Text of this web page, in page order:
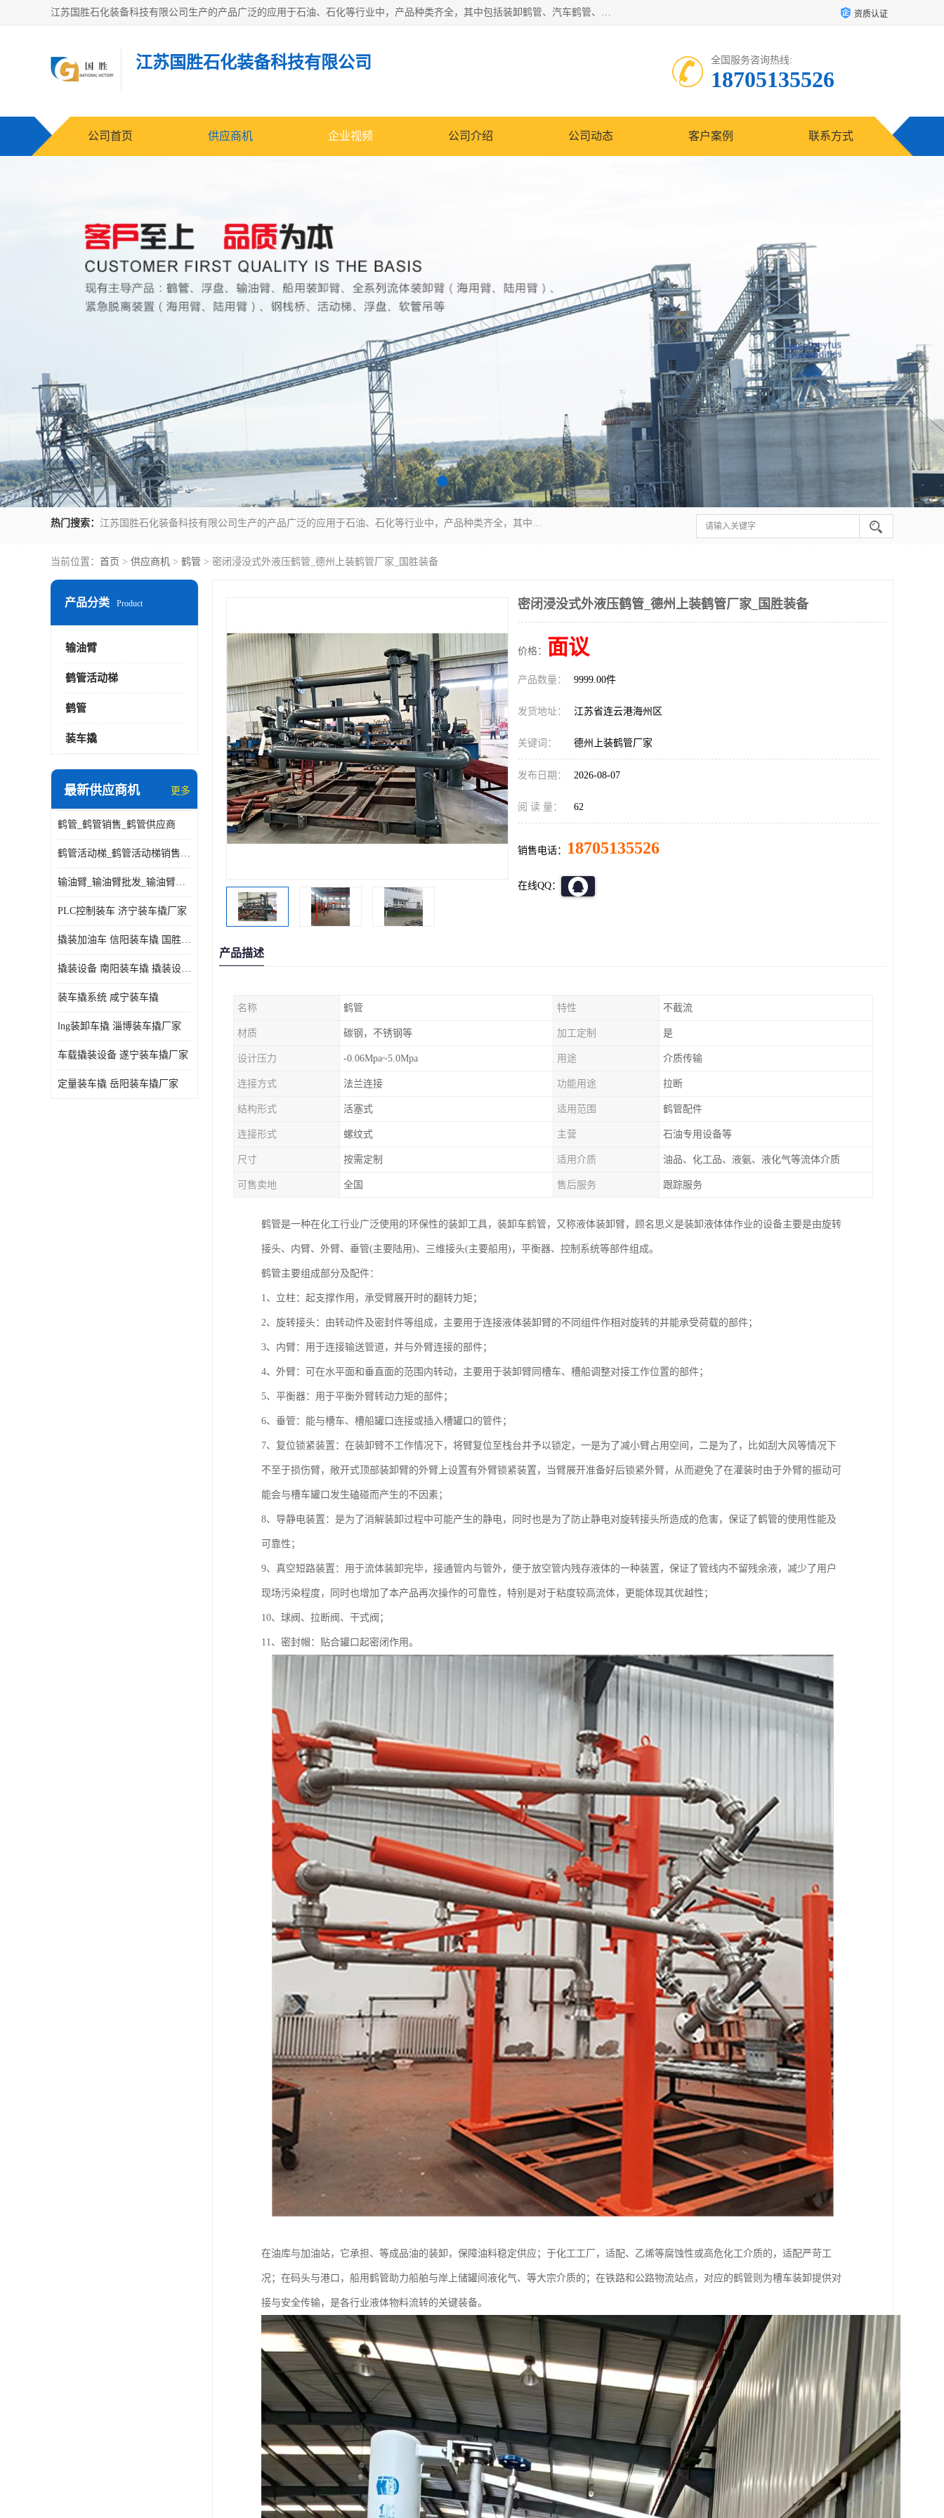
江苏国胜石化装备科技有限公司生产的产品广泛的应用于石油、石化等行业中，产品种类齐全，其中包括装卸鹤管、汽车鹤管、火车鹤管、装车鹤管、卸车鹤管、上装鹤管、下装鹤管、lng鹤管、发油鹤管、液氨鹤管、液化气鹤管等，我们生产的产品质量上乘，价格实惠，服务好，买鹤管就到国胜石化装备！ 资质认证
江苏国胜石化装备科技有限公司 全国服务咨询热线:
18705135526
公司首页 供应商机 企业视频 公司介绍 公司动态 客户案例 联系方式
热门搜索： 江苏国胜石化装备科技有限公司生产的产品广泛的应用于石油、石化等行业中，产品种类齐全，其中包括装卸鹤管、汽车鹤管、火车鹤管、装车鹤管、卸车鹤管、上装鹤管、下装鹤管、lng鹤管、发油鹤管、液氨鹤管、液化气鹤管等，我们生产的产品质量上乘，价格实惠，服务好，买鹤管就到国胜石化装备！
当前位置： 首页 > 供应商机 > 鹤管 > 密闭浸没式外液压鹤管_德州上装鹤管厂家_国胜装备
产品分类 Product
输油臂
鹤管活动梯
鹤管
装车撬
最新供应商机 更多
鹤管_鹤管销售_鹤管供应商
鹤管活动梯_鹤管活动梯销售_鹤管活动梯供应商
输油臂_输油臂批发_输油臂厂家
PLC控制装车 济宁装车撬厂家
撬装加油车 信阳装车撬 国胜装备
撬装设备 南阳装车撬 撬装设备 定量控制
装车撬系统 咸宁装车撬
lng装卸车撬 淄博装车撬厂家
车载撬装设备 遂宁装车撬厂家
定量装车撬 岳阳装车撬厂家
密闭浸没式外液压鹤管_德州上装鹤管厂家_国胜装备
价格： 面议
产品数量： 9999.00件
发货地址： 江苏省连云港海州区
关键词： 德州上装鹤管厂家
发布日期： 2026-08-07
阅 读 量： 62
销售电话： 18705135526
在线QQ：
产品描述
名称 鹤管 特性 不截流
材质 碳钢，不锈钢等 加工定制 是
设计压力 -0.06Mpa~5.0Mpa 用途 介质传输
连接方式 法兰连接 功能用途 拉断
结构形式 活塞式 适用范围 鹤管配件
连接形式 螺纹式 主营 石油专用设备等
尺寸 按需定制 适用介质 油品、化工品、液氨、液化气等流体介质
可售卖地 全国 售后服务 跟踪服务
鹤管是一种在化工行业广泛使用的环保性的装卸工具，装卸车鹤管，又称液体装卸臂，顾名思义是装卸液体体作业的设备主要是由旋转
接头、内臂、外臂、垂管(主要陆用)、三维接头(主要船用)，平衡器、控制系统等部件组成。
鹤管主要组成部分及配件：
1、立柱：起支撑作用，承受臂展开时的翻转力矩；
2、旋转接头：由转动件及密封件等组成，主要用于连接液体装卸臂的不同组件作相对旋转的并能承受荷载的部件；
3、内臂：用于连接输送管道，并与外臂连接的部件；
4、外臂：可在水平面和垂直面的范围内转动，主要用于装卸臂同槽车、槽船调整对接工作位置的部件；
5、平衡器：用于平衡外臂转动力矩的部件；
6、垂管：能与槽车、槽船罐口连接或插入槽罐口的管件；
7、复位锁紧装置：在装卸臂不工作情况下，将臂复位至栈台并予以锁定，一是为了减小臂占用空间，二是为了，比如刮大风等情况下
不至于损伤臂，敞开式顶部装卸臂的外臂上设置有外臂锁紧装置，当臂展开准备好后锁紧外臂，从而避免了在灌装时由于外臂的振动可
能会与槽车罐口发生磕碰而产生的不因素；
8、导静电装置：是为了消解装卸过程中可能产生的静电，同时也是为了防止静电对旋转接头所造成的危害，保证了鹤管的使用性能及
可靠性；
9、真空短路装置：用于流体装卸完毕，接通管内与管外，便于放空管内残存液体的一种装置，保证了管线内不留残余液，减少了用户
现场污染程度，同时也增加了本产品再次操作的可靠性，特别是对于粘度较高流体，更能体现其优越性；
10、球阀、拉断阀、干式阀；
11、密封帽：贴合罐口起密闭作用。
在油库与加油站，它承担、等成品油的装卸，保障油料稳定供应；于化工工厂，适配、乙烯等腐蚀性或高危化工介质的，适配严苛工
况；在码头与港口，船用鹤管助力船舶与岸上储罐间液化气、等大宗介质的；在铁路和公路物流站点，对应的鹤管则为槽车装卸提供对
接与安全传输，是各行业液体物料流转的关键装备。